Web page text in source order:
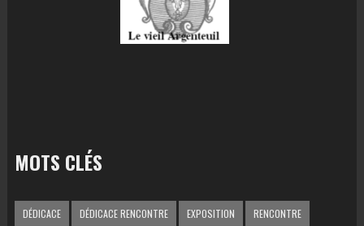
MOTS CLÉS
DÉDICACE DÉDICACE RENCONTRE EXPOSITION RENCONTRE